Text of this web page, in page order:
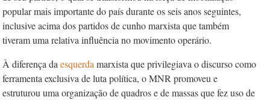
popular mais importante do país durante os seis anos seguintes,
inclusive acima dos partidos de cunho marxista que também
tiveram uma relativa influência no movimento operário.
À diferença da esquerda marxista que privilegiava o discurso como
ferramenta exclusiva de luta política, o MNR promoveu e
estruturou uma organização de quadros e de massas que fez uso de